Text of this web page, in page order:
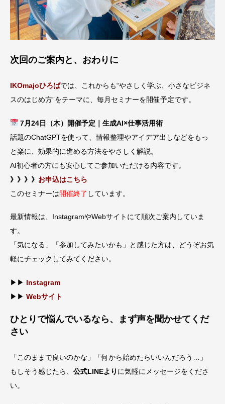
次回のご案内と、おわりに
IKOmajoひろばでは、これからも“やさしく学ぶ、小さなビジネ
スのはじめ方”をテーマに、毎月セミナーを開催予定です。
7月24日（木）開催予定｜生成AI×仕事活用術
話題のChatGPTを使って、情報整理やアイデア出しなどをもっ
と楽に、効果的に進める方法をやさしく解説。
AI初心者の方にも安心してご参加いただける内容です。
》》》》 お申込はこちら
このセミナーは開催終了 しています。
最新情報は、InstagramやWebサイトにて順次ご案内していま
す。
「気になる」「参加してみたいかも」と感じた方は、どうぞお気
軽にチェックしてみてください。
▶▶ Instagram
▶▶ Webサイト
ひとりで悩んでいるなら、まず声を聞かせてくだ
さい
「このままで良いのかな」「何から始めたらいいんだろう…」
もしそう感じたら、 公式LINEより に気軽にメッセージをくださ
い。